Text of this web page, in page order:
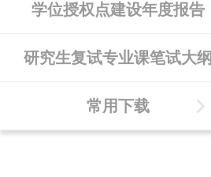
学位授权点建设年度报告
研究生复试专业课笔试大纲
常用下载